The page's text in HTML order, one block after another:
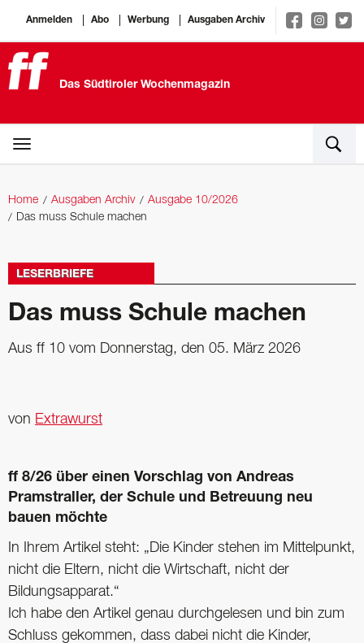
Anmelden Abo Werbung Ausgaben Archiv
Das Südtiroler Wochenmagazin
Home Ausgaben Archiv
Ausgabe 10/2026
Das muss Schule machen
LESERBRIEFE
Das muss Schule machen
Aus ff 10 vom Donnerstag, den 05. März 2026
von Extrawurst
ff 8/26 über einen Vorschlag von Andreas
Pramstraller, der Schule und Betreuung neu
bauen möchte
In Ihrem Artikel steht: „Die Kinder stehen im Mittelpunkt,
nicht die Eltern, nicht die Wirtschaft, nicht der
Bildungsapparat.“
Ich habe den Artikel genau durchgelesen und bin zum
Schluss gekommen, dass dabei nicht die Kinder,